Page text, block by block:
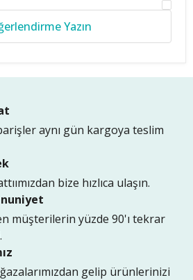
Yazın
aynı gün kargoya teslim
bize hızlıca ulaşın.
müşterilerin yüzde 90'ı tekrar
gelip ürünlerinizi